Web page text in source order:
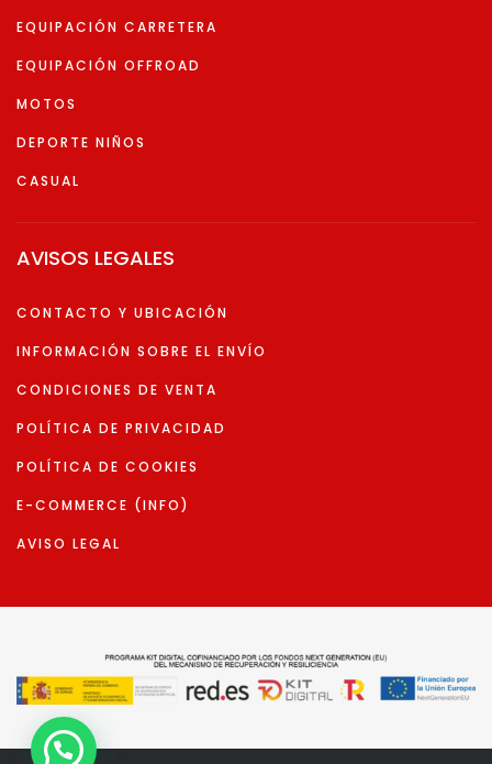
EQUIPACIÓN CARRETERA
EQUIPACIÓN OFFROAD
MOTOS
DEPORTE NIÑOS
CASUAL
AVISOS LEGALES
CONTACTO Y UBICACIÓN
INFORMACIÓN SOBRE EL ENVÍO
CONDICIONES DE VENTA
POLÍTICA DE PRIVACIDAD
POLÍTICA DE COOKIES
E-COMMERCE (INFO)
AVISO LEGAL